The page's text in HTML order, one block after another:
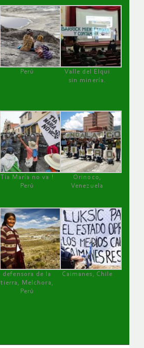
Perú
Valle del Elqui
sin minería.
Tía María no va !
Perú
Orinoco,
Venezuela
defensora de la
tierra, Melchora,
Perú
Caimanes, Chile